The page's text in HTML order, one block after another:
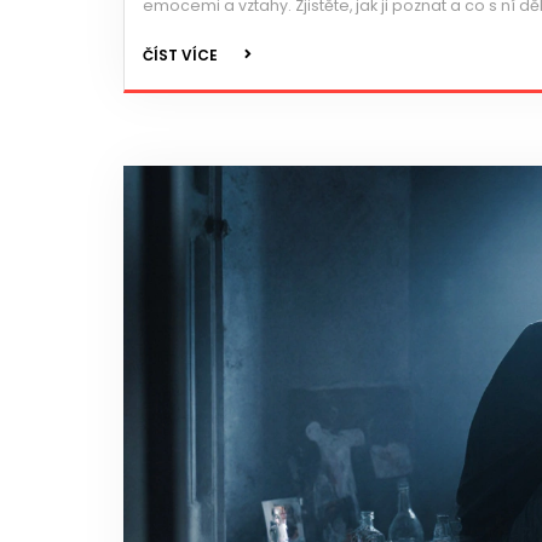
emocemi a vztahy. Zjistěte, jak ji poznat a co s ní
ČÍST VÍCE